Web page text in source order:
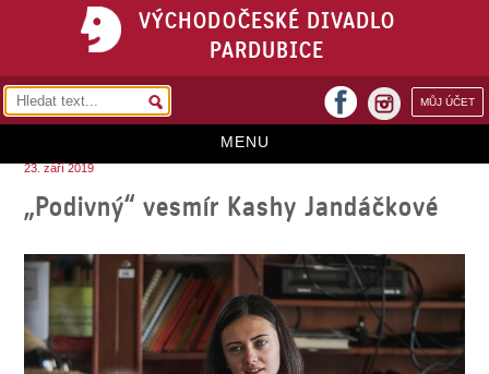
VÝCHODOČESKÉ DIVADLO
PARDUBICE
MŮJ ÚČET
facebook
MENU
REPERTOÁR
VSTUPENKY
PŘEDPLATNÉ
23. září 2019
„Podivný“ vesmír Kashy Jandáčkové